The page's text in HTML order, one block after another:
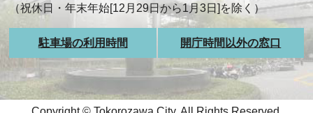
（祝休日・年末年始[12月29日から1月3日]を除く）
駐車場の利用時間 開庁時間以外の窓口